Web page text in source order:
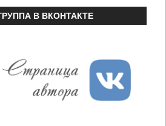
В ВКОНТАКТЕ